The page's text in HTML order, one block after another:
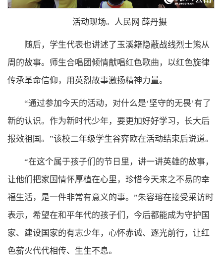
活动现场。人民网 薛丹摄
随后，学生代表也讲述了玉溪籍隐蔽战线烈士熊从
周的故事。师生合唱团倾情献唱红色歌曲，以红色旋律
传承革命信仰，用英烈故事激扬精神力量。
“通过参加今天的活动，对什么是‘坚守的无畏’有了
新的认识。作为新时代少年，要更加好好学习，长大后
报效祖国。”该校二年级学生谷弈欧在活动结束后说道。
“在这个属于孩子们的节日里，讲一讲英雄的故事，
让他们把家国情怀厚植在心里，珍惜今天来之不易的幸
福生活，是一件非常有意义的事。”朱容瑢在接受采访时
表示，希望在和平年代的孩子们，今后都能成为守护国
家、建设国家的有志少年，心怀赤诚、逐光前行，让红
色薪火代代相传、生生不息。